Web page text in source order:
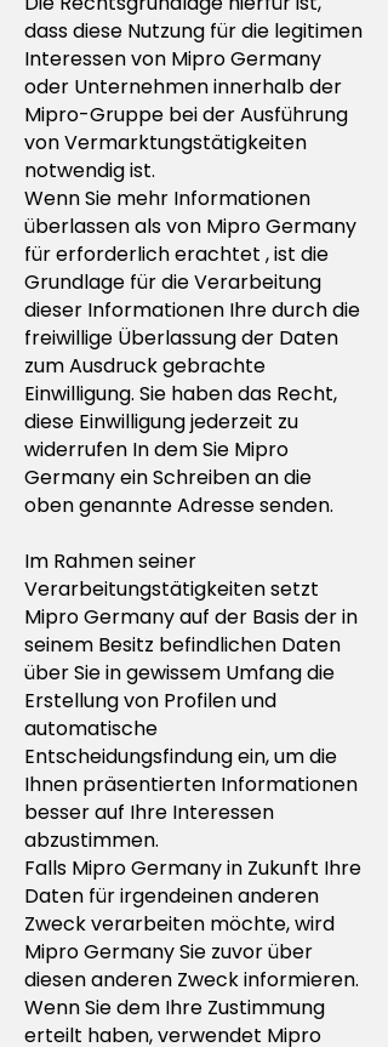
dass diese Nutzung für die legitimen
Interessen von Mipro Germany
oder Unternehmen innerhalb der
Mipro-Gruppe bei der Ausführung
von Vermarktungstätigkeiten
notwendig ist.
Wenn Sie mehr Informationen
überlassen als von Mipro Germany
für erforderlich erachtet , ist die
Grundlage für die Verarbeitung
dieser Informationen Ihre durch die
freiwillige Überlassung der Daten
zum Ausdruck gebrachte
Einwilligung. Sie haben das Recht,
diese Einwilligung jederzeit zu
widerrufen In dem Sie Mipro
Germany ein Schreiben an die
oben genannte Adresse senden.
Im Rahmen seiner
Verarbeitungstätigkeiten setzt
Mipro Germany auf der Basis der in
seinem Besitz befindlichen Daten
über Sie in gewissem Umfang die
Erstellung von Profilen und
automatische
Entscheidungsfindung ein, um die
Ihnen präsentierten Informationen
besser auf Ihre Interessen
abzustimmen.
Falls Mipro Germany in Zukunft Ihre
Daten für irgendeinen anderen
Zweck verarbeiten möchte, wird
Mipro Germany Sie zuvor über
diesen anderen Zweck informieren.
Wenn Sie dem Ihre Zustimmung
erteilt haben, verwendet Mipro